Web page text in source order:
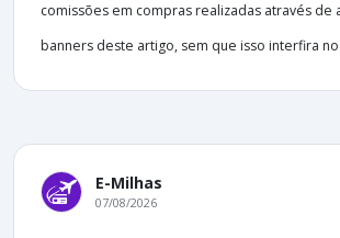
comissões em compras realizadas através de
banners deste artigo, sem que isso interfira
E-Milhas
07/08/2026